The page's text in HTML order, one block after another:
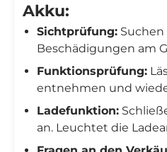
Akku:
Sichtprüfung: Suchen
Beschädigungen am
Funktionsprüfung:
entnehmen und
Ladefunktion:
an. Leuchtet die